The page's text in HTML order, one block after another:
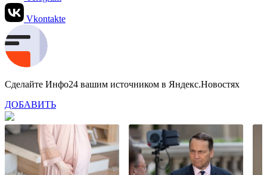
Vkontakte
Сделайте Инфо24 вашим источником в Яндекс.Новостях
ДОБАВИТЬ